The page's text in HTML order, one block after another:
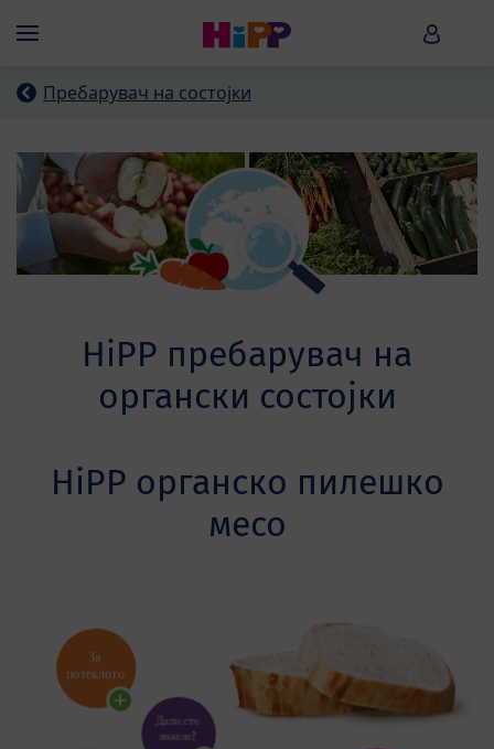
Menü HiPP
Пребарувач на состојки
HiPP пребарувач на
органски состојки
HiPP органско пилешко
месо